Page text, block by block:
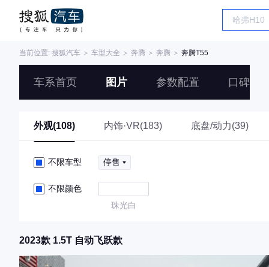
当前位置: 搜狐汽车 ＞ 车型大全 ＞ 奔腾 ＞ 奔腾 ＞ 奔腾T55
车系首页 图片 参数配置 口碑
外观(108) 内饰·VR(183) 底盘/动力(39)
不限车型 停售
不限颜色
珠光白
2023款 1.5T 自动飞跃款